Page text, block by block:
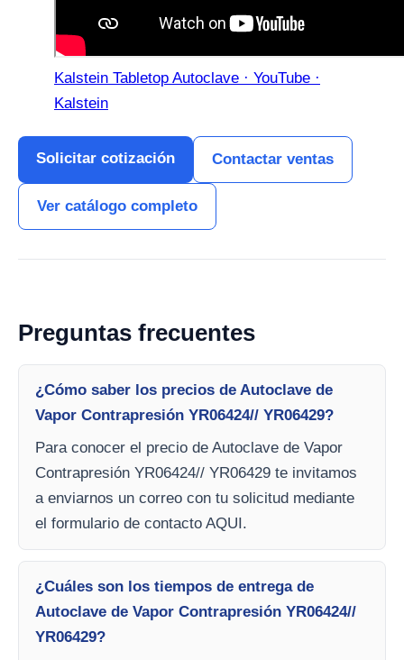
Kalstein Tabletop Autoclave · YouTube ·
Kalstein
Solicitar cotización Contactar ventas
Ver catálogo completo
Preguntas frecuentes
¿Cómo saber los precios de Autoclave de
Vapor Contrapresión YR06424// YR06429?
Para conocer el precio de Autoclave de Vapor
Contrapresión YR06424// YR06429 te invitamos
a enviarnos un correo con tu solicitud mediante
el formulario de contacto AQUI.
¿Cuáles son los tiempos de entrega de
Autoclave de Vapor Contrapresión YR06424//
YR06429?